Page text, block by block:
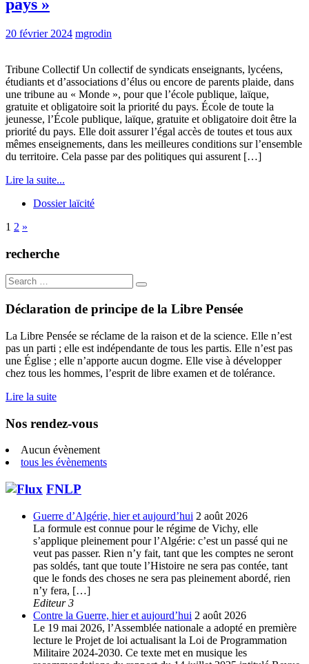
pays »
20 février 2024 mgrodin
Tribune Collectif Un collectif de syndicats enseignants, lycéens,
étudiants et d’associations d’élus ou encore de parents plaide, dans
une tribune au « Monde », pour que l’école publique, laïque,
gratuite et obligatoire soit la priorité du pays. École de toute la
jeunesse, l’École publique, laïque, gratuite et obligatoire doit être la
priorité du pays. Elle doit assurer l’égal accès de toutes et tous aux
mêmes enseignements, dans les meilleures conditions sur l’ensemble
du territoire. Cela passe par des politiques qui assurent […]
Lire la suite...
Dossier laïcité
1 2 »
recherche
Search
for:
Déclaration de principe de la Libre Pensée
La Libre Pensée se réclame de la raison et de la science. Elle n’est
pas un parti ; elle est indépendante de tous les partis. Elle n’est pas
une Église ; elle n’apporte aucun dogme. Elle vise à développer
chez tous les hommes, l’esprit de libre examen et de tolérance.
Lire la suite
Nos rendez-vous
Aucun évènement
tous les évènements
FNLP
Guerre d’Algérie, hier et aujourd’hui 2 août 2026
La formule est connue pour le régime de Vichy, elle
s’applique pleinement pour l’Algérie: c’est un passé qui ne
veut pas passer. Rien n’y fait, tant que les comptes ne seront
pas soldés, tant que toute l’Histoire ne sera pas contée, tant
que le fonds des choses ne sera pas pleinement abordé, rien
n’y fera, […]
Editeur 3
Contre la Guerre, hier et aujourd’hui 2 août 2026
Le 19 mai 2026, l’Assemblée nationale a adopté en première
lecture le Projet de loi actualisant la Loi de Programmation
Militaire 2024-2030. Ce texte met en musique les